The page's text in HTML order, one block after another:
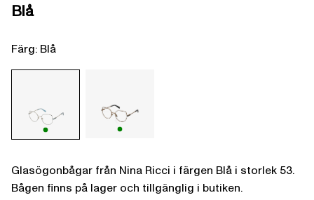
Blå
Färg: Blå
Glasögonbågar från Nina Ricci i färgen Blå i storlek 53.
Bågen finns på lager och tillgänglig i butiken.